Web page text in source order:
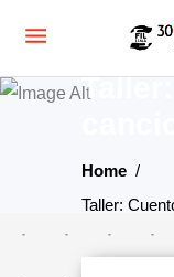
Home /
Taller: